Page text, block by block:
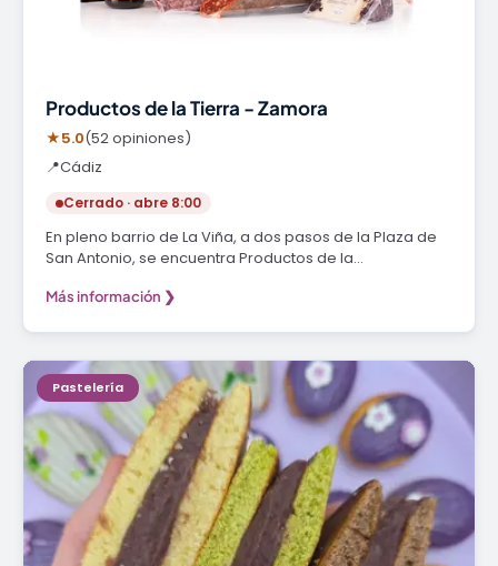
Productos de la Tierra - Zamora
★5.0(52 opiniones)
📍Cádiz
Cerrado · abre 8:00
En pleno barrio de La Viña, a dos pasos de la Plaza de
San Antonio, se encuentra Productos de la…
Más información ❯
Pastelería